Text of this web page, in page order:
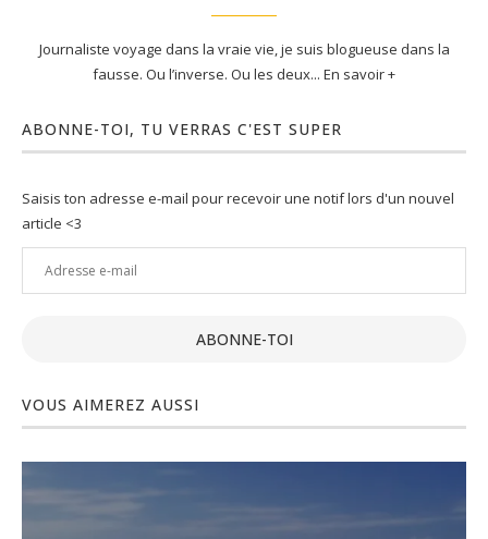
Journaliste voyage dans la vraie vie, je suis blogueuse dans la
fausse. Ou l’inverse. Ou les deux... En savoir +
ABONNE-TOI, TU VERRAS C'EST SUPER
Saisis ton adresse e-mail pour recevoir une notif lors d'un nouvel
article <3
Adresse
ABONNE-TOI
VOUS AIMEREZ AUSSI